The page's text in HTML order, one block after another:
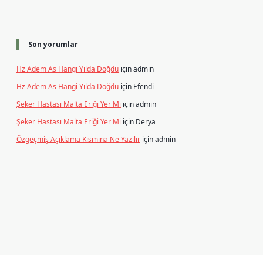
Son yorumlar
Hz Adem As Hangi Yılda Doğdu içinadmin
Hz Adem As Hangi Yılda Doğdu için Efendi
Şeker Hastası Malta Eriği Yer Mi içinadmin
Şeker Hastası Malta Eriği Yer Mi için Derya
Özgeçmiş Açıklama Kısmına Ne Yazılır içinadmin